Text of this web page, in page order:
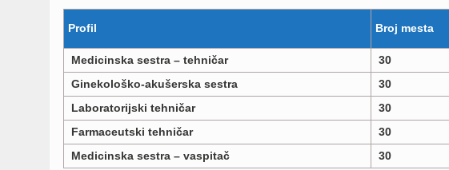
Profil Broj mesta
Medicinska sestra – tehničar
30
Ginekološko-akušerska sestra
30
Laboratorijski tehničar
30
Farmaceutski tehničar
30
Medicinska sestra – vaspitač
30